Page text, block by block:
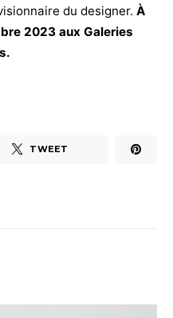
du designer. À
2023 aux Galeries
TWEET